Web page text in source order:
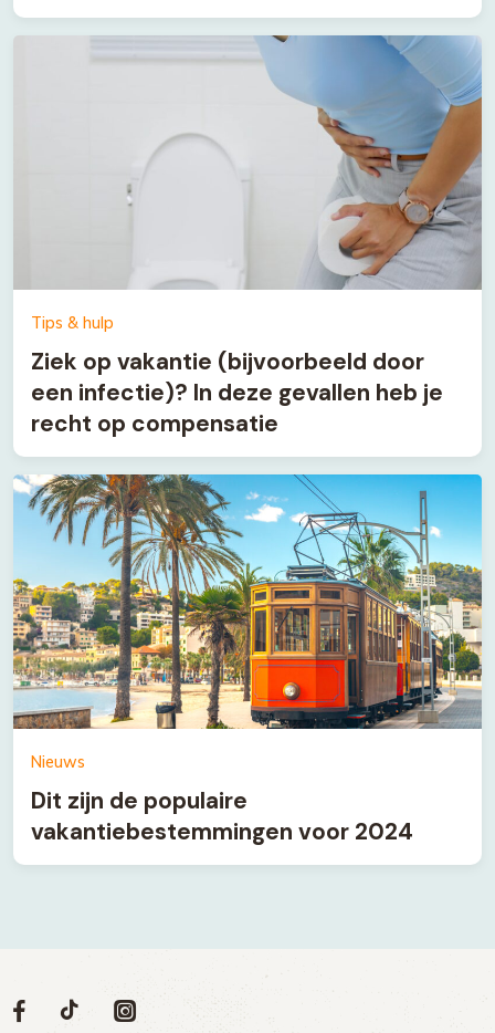
Tips & hulp
Ziek op vakantie (bijvoorbeeld door
een infectie)? In deze gevallen heb je
recht op compensatie
Nieuws
Dit zijn de populaire
vakantiebestemmingen voor 2024
Volg
Social
Volg
Volg
Volg